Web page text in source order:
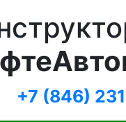
+7 (846)